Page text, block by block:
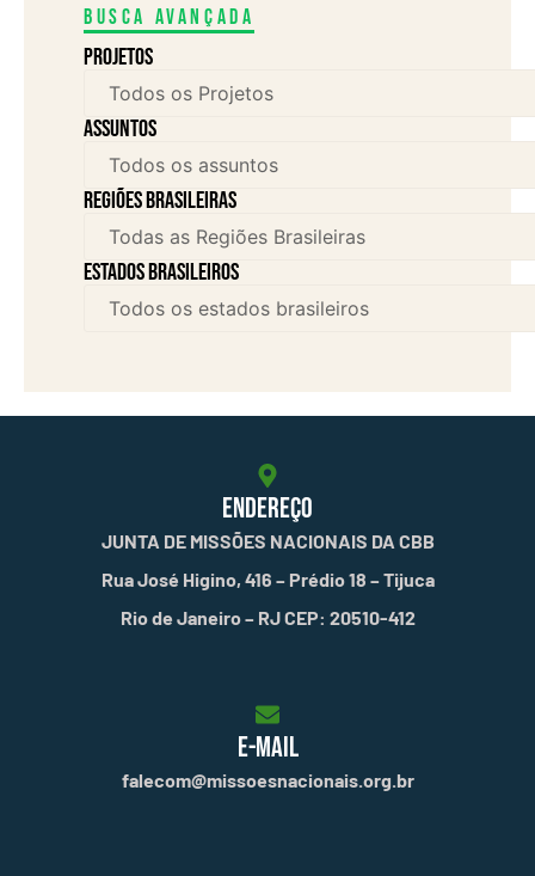
Busca avançada
Projetos
assuntos
Regiões brasileiras
Estados brasileiros
ENDEREÇO
JUNTA DE MISSÕES NACIONAIS DA CBB
Rua José Higino, 416 – Prédio 18 – Tijuca
Rio de Janeiro – RJ CEP: 20510-412
E-MAIL
falecom@missoesnacionais.org.br